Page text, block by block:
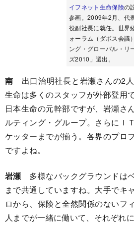
イフネット生命保険の
参画。2009年2月、代
役副社長に就任。世界
ォーラム（ダボス会議
ング・グローバル・リ
ズ2010」選出。
南 出口治明社長と岩瀬さんの2
生命は多くのスタッフが外部登用
日本生命の元幹部ですが、岩瀬さ
ルティング・グループ。さらにＩ
ケッターまでが揃う。各界のプロ
ですよね。
岩瀬 多様なバックグラウンドは
まで共通していますね。大手でキ
ロから、保険と全然関係のないフ
人までが一緒に働いて、それぞれ